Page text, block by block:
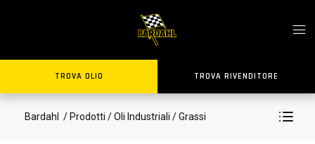
TROVA OLIO TROVA RIVENDITORE
Bardahl / Prodotti / Oli Industriali / Grassi